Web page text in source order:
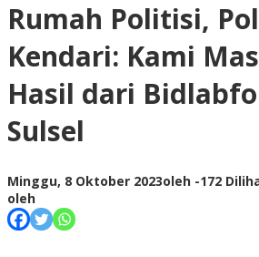
Rumah Politisi,
Kendari: Kami
Hasil dari
Sulsel
Minggu, 8 Oktober 2023oleh -172
oleh